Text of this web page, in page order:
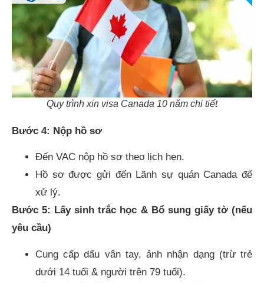
Quy trình xin visa Canada 10 năm chi tiết
Bước 4: Nộp hồ sơ
Đến VAC nộp hồ sơ theo lịch hẹn.
Hồ sơ được gửi đến Lãnh sự quán Canada để
xử lý.
Bước 5: Lấy sinh trắc học & Bổ sung giấy tờ (nếu
yêu cầu)
Cung cấp dấu vân tay, ảnh nhận dạng (trừ trẻ
dưới 14 tuổi & người trên 79 tuổi).